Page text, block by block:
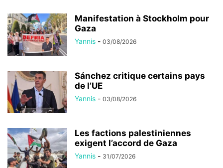
Manifestation à Stockholm pour
Gaza
Yannis - 03/08/2026
Sánchez critique certains pays
de l’UE
Yannis - 03/08/2026
Les factions palestiniennes
exigent l’accord de Gaza
Yannis - 31/07/2026